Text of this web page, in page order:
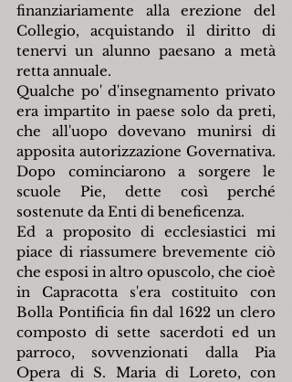
finanziariamente alla erezione del
Collegio, acquistando il diritto di
tenervi un alunno paesano a metà
retta annuale.
Qualche po' d'insegnamento privato
era impartito in paese solo da preti,
che all'uopo dovevano munirsi di
apposita autorizzazione Governativa.
Dopo cominciarono a sorgere le
scuole Pie, dette così perché
sostenute da Enti di beneficenza.
Ed a proposito di ecclesiastici mi
piace di riassumere brevemente ciò
che esposi in altro opuscolo, che cioè
in Capracotta s'era costituito con
Bolla Pontificia fin dal 1622 un clero
composto di sette sacerdoti ed un
parroco, sovvenzionati dalla Pia
Opera di S. Maria di Loreto, con